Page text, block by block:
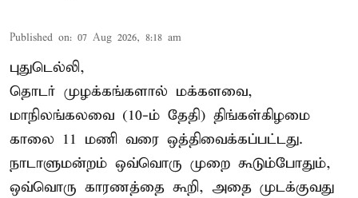
Published on: 07 Aug 2026, 8:18 am
புதுடெல்லி,
தொடர் முழக்கங்களால் மக்களவை,
மாநிலங்கலவை (10-ம் தேதி) திங்கள்கிழமை
காலை 11 மணி வரை ஒத்திவைக்கப்பட்டது.
நாடாளுமன்றம் ஒவ்வொரு முறை கூடும்போதும்,
ஒவ்வொரு காரணத்தை கூறி, அதை முடக்குவது